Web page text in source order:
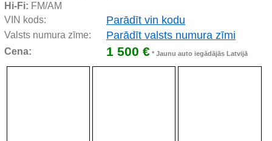
Hi-Fi: FM/AM
VIN kods:
Parādīt vin kodu
Valsts numura zīme: Parādīt valsts numura zīmi
Cena: 1 500 € * Jaunu auto iegādājās Latvijā